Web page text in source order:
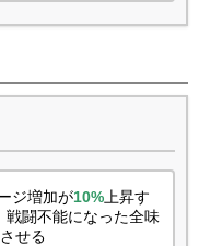
ジ増加が10% 上昇す
戦闘不能になった全味
せる